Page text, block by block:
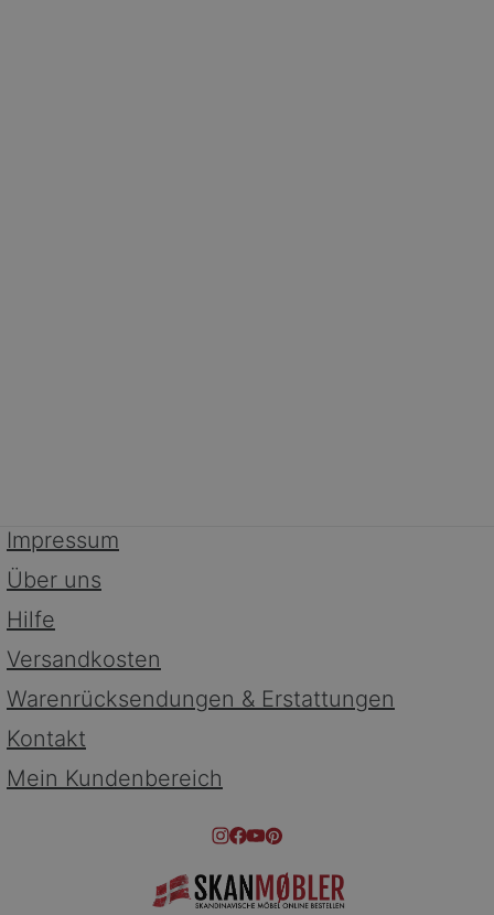
Impressum
Über uns
Hilfe
Versandkosten
Warenrücksendungen & Erstattungen
Kontakt
Mein Kundenbereich